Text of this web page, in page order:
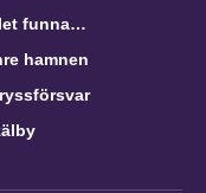
funna…
hamnen